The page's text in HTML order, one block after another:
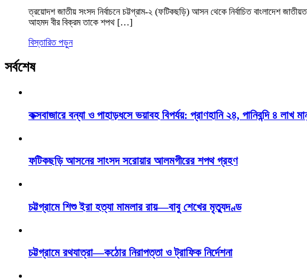
ত্রয়োদশ জাতীয় সংসদ নির্বাচনে চট্টগ্রাম-২ (ফটিকছড়ি) আসন থেকে নির্বাচিত বাংলাদেশ
আহমদ বীর বিক্রম তাকে শপথ […]
বিস্তারিত পড়ুন
সর্বশেষ
কক্সবাজারে বন্যা ও পাহাড়ধসে ভয়াবহ বিপর্যয়: প্রাণহানি ২৪, পানিবন্দি ৪ লাখ
ফটিকছড়ি আসনের সাংসদ সরোয়ার আলমগীরের শপথ গ্রহণ
চট্টগ্রামে শিশু ইরা হত্যা মামলার রায়—বাবু শেখের মৃত্যুদণ্ড
চট্টগ্রামে রথযাত্রা—কঠোর নিরাপত্তা ও ট্রাফিক নির্দেশনা